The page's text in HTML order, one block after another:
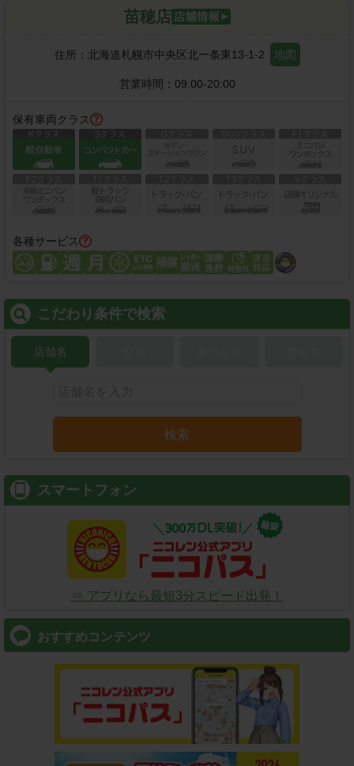
苗穂店
住所： 北海道札幌市中央区北一条東13-1-2 地図
営業時間： 09:00-20:00
保有車両クラス
各種サービス
こだわり条件で検索
店舗名
検索
スマートフォン
⇒ アプリなら最短3分スピード出発！
おすすめコンテンツ